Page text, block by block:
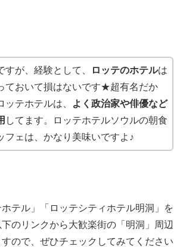
すが、経験として、 ロッテのホテルは
ておいて損はないです★超有名だか
ッテホテルは、
よく政治家や俳優など
してます。ロッテホテルソウルの朝食
フェは、かなり美味いですよ♪
テル」「ロッテシティホテル明洞」を
のリンクから大歓楽街の「明洞」周辺
ので、ぜひチェックしてみてください